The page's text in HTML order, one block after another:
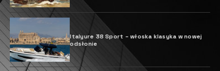
Italyure 38 Sport – włoska klasyka w nowej
odsłonie